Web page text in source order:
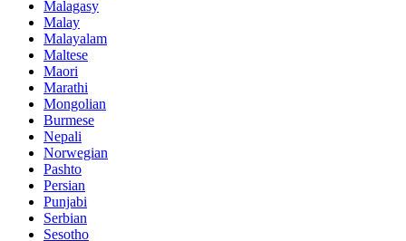
Malagasy
Malay
Malayalam
Maltese
Maori
Marathi
Mongolian
Burmese
Nepali
Norwegian
Pashto
Persian
Punjabi
Serbian
Sesotho